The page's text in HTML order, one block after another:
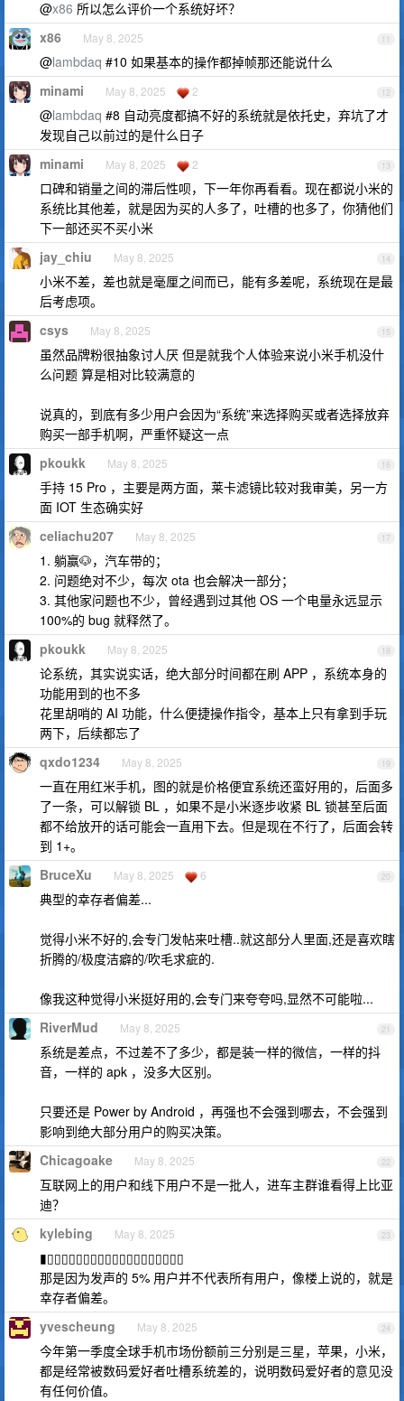
@x86 所以怎么评价一个系统好坏？
11
x86 May 8, 2025
@lambdaq #10 如果基本的操作都掉帧那还能说什么
12
minami May 8, 2025 2
@lambdaq #8 自动亮度都搞不好的系统就是依托史，弃坑了才
发现自己以前过的是什么日子
13
minami May 8, 2025 2
口碑和销量之间的滞后性呗，下一年你再看看。现在都说小米的
系统比其他差，就是因为买的人多了，吐槽的也多了，你猜他们
下一部还买不买小米
14
jay_chiu May 8, 2025
小米不差，差也就是毫厘之间而已，能有多差呢，系统现在是最
后考虑项。
15
csys May 8, 2025
虽然品牌粉很抽象讨人厌 但是就我个人体验来说小米手机没什
么问题 算是相对比较满意的
说真的，到底有多少用户会因为“系统”来选择购买或者选择放弃
购买一部手机啊，严重怀疑这一点
16
pkoukk May 8, 2025
手持 15 Pro ，主要是两方面，莱卡滤镜比较对我审美，另一方
面 IOT 生态确实好
17
celiachu207 May 8, 2025
1. 躺赢🐶，汽车带的；
2. 问题绝对不少，每次 ota 也会解决一部分；
3. 其他家问题也不少，曾经遇到过其他 OS 一个电量永远显示
100%的 bug 就释然了。
18
pkoukk May 8, 2025
论系统，其实说实话，绝大部分时间都在刷 APP ，系统本身的
功能用到的也不多
花里胡哨的 AI 功能，什么便捷操作指令，基本上只有拿到手玩
两下，后续都忘了
19
qxdo1234 May 8, 2025
一直在用红米手机，图的就是价格便宜系统还蛮好用的，后面多
了一条，可以解锁 BL ，如果不是小米逐步收紧 BL 锁甚至后面
都不给放开的话可能会一直用下去。但是现在不行了，后面会转
到 1+。
20
BruceXu May 8, 2025 6
典型的幸存者偏差...
觉得小米不好的,会专门发帖来吐槽..就这部分人里面,还是喜欢瞎
折腾的/极度洁癖的/吹毛求疵的.
像我这种觉得小米挺好用的,会专门来夸夸吗,显然不可能啦...
21
RiverMud May 8, 2025
系统是差点，不过差不了多少，都是装一样的微信，一样的抖
音，一样的 apk ，没多大区别。
只要还是 Power by Android ，再强也不会强到哪去，不会强到
影响到绝大部分用户的购买决策。
22
Chicagoake May 8, 2025
互联网上的用户和线下用户不是一批人，进车主群谁看得上比亚
迪？
23
kylebing May 8, 2025
▮▯▯▯▯▯▯▯▯▯▯▯▯▯▯▯▯▯▯▯
那是因为发声的 5% 用户并不代表所有用户，像楼上说的，就是
幸存者偏差。
24
yvescheung May 8, 2025
今年第一季度全球手机市场份额前三分别是三星，苹果，小米，
都是经常被数码爱好者吐槽系统差的，说明数码爱好者的意见没
有任何价值。